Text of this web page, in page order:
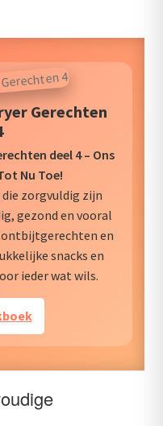
Gerechten
deel 4 – Ons
Nu Toe!
zorgvuldig zijn
gezond en vooral
ontbijtgerechten en
snacks en
ieder wat wils.